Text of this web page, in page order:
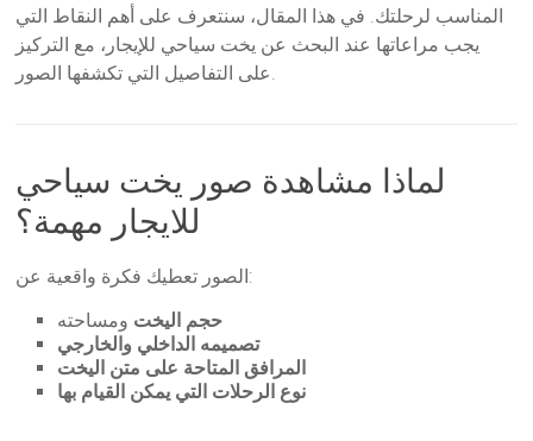
المناسب لرحلتك. في هذا المقال، سنتعرف على أهم النقاط التي
يجب مراعاتها عند البحث عن يخت سياحي للإيجار، مع التركيز
على التفاصيل التي تكشفها الصور.
لماذا مشاهدة صور يخت سياحي
للايجار مهمة؟
الصور تعطيك فكرة واقعية عن:
حجم اليخت ومساحته
تصميمه الداخلي والخارجي
المرافق المتاحة على متن اليخت
نوع الرحلات التي يمكن القيام بها